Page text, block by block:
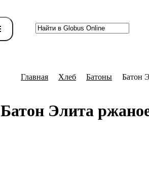
Главная Хлеб Батоны Батон
Батон Элита